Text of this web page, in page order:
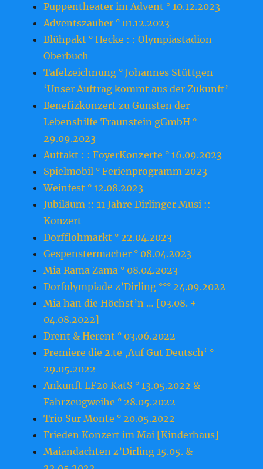
Puppentheater im Advent ° 10.12.2023
Adventszauber ° 01.12.2023
Blühpakt ° Hecke : : Olympiastadion
Oberbuch
Tafelzeichnung ° Johannes Stüttgen
‘Unser Auftrag kommt aus der Zukunft’
Benefizkonzert zu Gunsten der
Lebenshilfe Traunstein gGmbH °
29.09.2023
Auftakt : : FoyerKonzerte ° 16.09.2023
Spielmobil ° Ferienprogramm 2023
Weinfest ° 12.08.2023
Jubiläum :: 11 Jahre Dirlinger Musi ::
Konzert
Dorfflohmarkt ° 22.04.2023
Gespenstermacher ° 08.04.2023
Mia Rama Zama ° 08.04.2023
Dorfolympiade z’Dirling °°° 24.09.2022
Mia han die Höchst’n … [03.08. +
04.08.2022]
Drent & Herent ° 03.06.2022
Premiere die 2.te ‚Auf Gut Deutsch‘ °
29.05.2022
Ankunft LF20 KatS ° 13.05.2022 &
Fahrzeugweihe ° 28.05.2022
Trio Sur Monte ° 20.05.2022
Frieden Konzert im Mai [Kinderhaus]
Maiandachten z’Dirling 15.05. &